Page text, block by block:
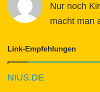
Nur noch
macht man
Link-Empfehlungen
NIUS.DE